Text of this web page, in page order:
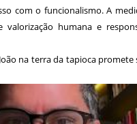
com o funcionalismo. A
humana e
na terra da tapioca